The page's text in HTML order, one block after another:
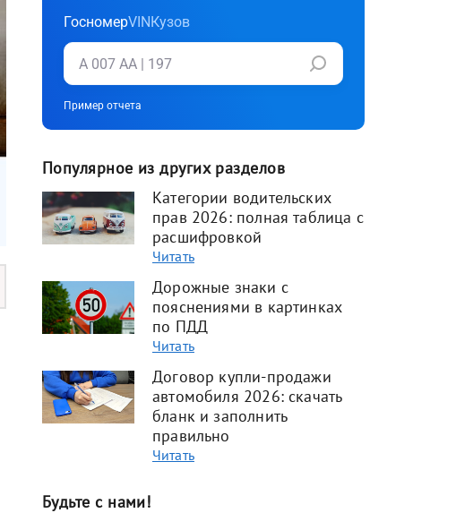
ГосномерVINКузов
Пример отчета
Популярное из других разделов
Категории водительских
прав 2026: полная таблица с
расшифровкой
Читать
Дорожные знаки с
пояснениями в картинках
по ПДД
Читать
Договор купли-продажи
автомобиля 2026: скачать
бланк и заполнить
правильно
Читать
Будьте с нами!